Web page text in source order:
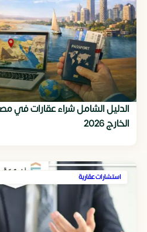
الدليل الشامل شراء عقارات في
الخارج 2026
استشارات عقارية